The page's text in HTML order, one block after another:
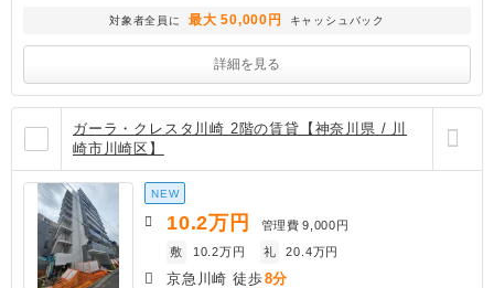
対象者全員に 最大 50,000円 キャッシュバック
詳細を見る
ガーラ・クレスタ川崎 2階の賃貸【神奈川県 / 川
崎市川崎区】
NEW
10.2万円 管理費 9,000円
敷
10.2万円 礼 20.4万円
京急川崎 徒歩8分